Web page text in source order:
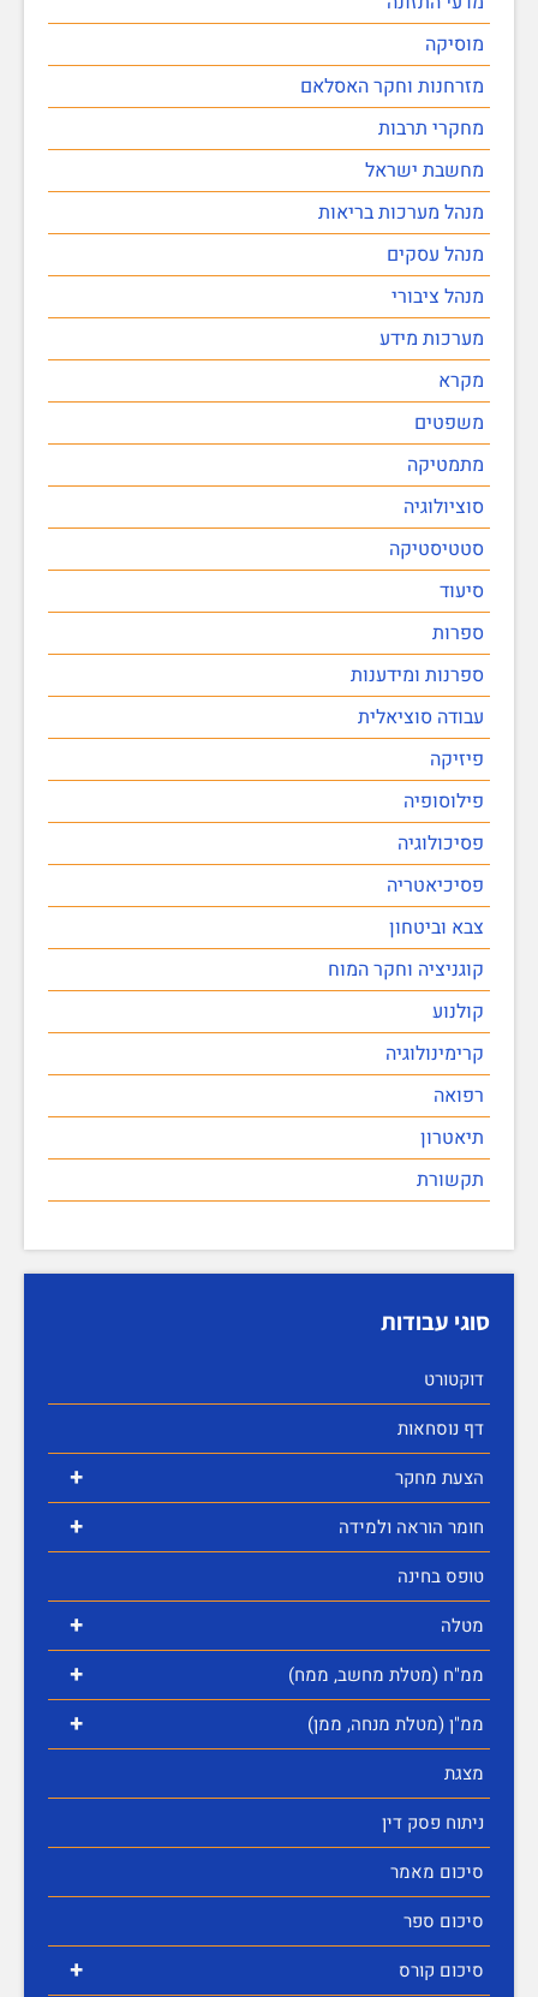
מוסיקה
מזרחנות וחקר האסלאם
מחקרי תרבות
מחשבת ישראל
מנהל מערכות בריאות
מנהל עסקים
מנהל ציבורי
מערכות מידע
מקרא
משפטים
מתמטיקה
סוציולוגיה
סטטיסטיקה
סיעוד
ספרות
ספרנות ומידענות
עבודה סוציאלית
פיזיקה
פילוסופיה
פסיכולוגיה
פסיכיאטריה
צבא וביטחון
קוגניציה וחקר המוח
קולנוע
קרימינולוגיה
רפואה
תיאטרון
תקשורת
סוגי עבודות
דוקטורט
דף נוסחאות
+ הצעת מחקר
+
חומר הוראה ולמידה
טופס בחינה
+ מטלה
+ ממ"ח (מטלת מחשב, ממח)
+
ממ"ן (מטלת מנחה, ממן)
מצגת
ניתוח פסק דין
סיכום מאמר
סיכום ספר
+
סיכום קורס